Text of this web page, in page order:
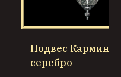
Подвес Кармина/
серебро